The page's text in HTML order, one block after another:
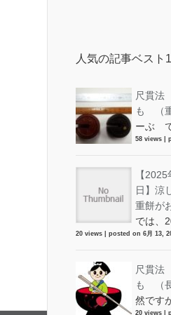
人気の記事ベスト
尺貫
も （
ーぶ で
58 views
【
日】涼
重餅が
では、
20 views posted on 6月 13,
尺貫
も （
然です
20 views